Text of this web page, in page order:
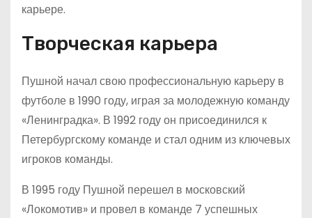
карьере.
Творческая карьера
Пушной начал свою профессиональную карьеру в
футболе в 1990 году, играя за молодежную команду
«Ленинградка». В 1992 году он присоединился к
Петербургскому команде и стал одним из ключевых
игроков команды.
В 1995 году Пушной перешел в московский
«Локомотив» и провел в команде 7 успешных